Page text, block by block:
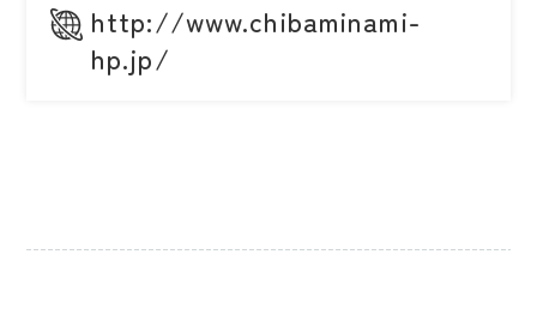
http://www.chibaminami-
hp.jp/